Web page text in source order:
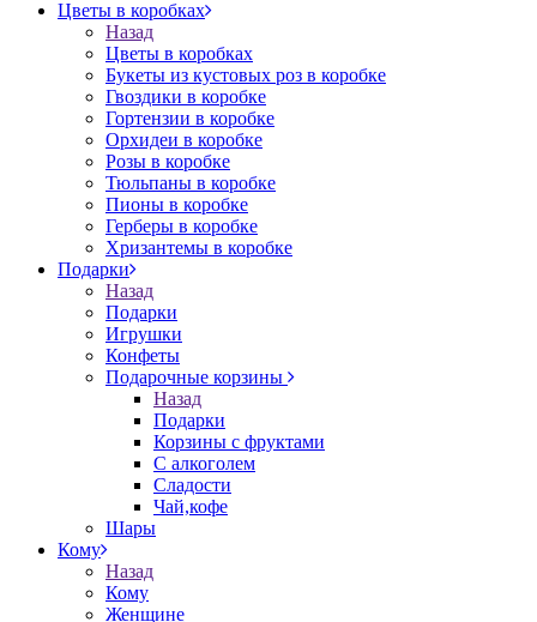
Цветы в коробках
Назад
Цветы в коробках
Букеты из кустовых роз в коробке
Гвоздики в коробке
Гортензии в коробке
Орхидеи в коробке
Розы в коробке
Тюльпаны в коробке
Пионы в коробке
Герберы в коробке
Хризантемы в коробке
Подарки
Назад
Подарки
Игрушки
Конфеты
Подарочные корзины
Назад
Подарки
Корзины с фруктами
С алкоголем
Сладости
Чай,кофе
Шары
Кому
Назад
Кому
Женщине